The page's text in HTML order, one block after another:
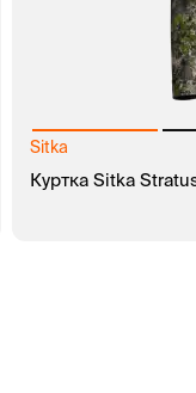
Sitka
Куртка Sitka
руб.